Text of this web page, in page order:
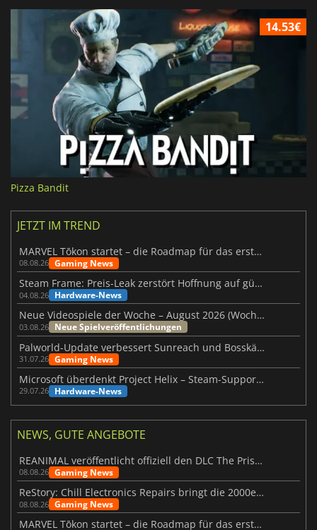
14.53€
Pizza Bandit
JETZT IM TREND
MARVEL Tōkon startet – die Roadmap für das erste Jahr wurde vorgestellt
08.08.26 Gaming News
Steam Frame: Preis-Leak zerstört Hoffnung auf günstiges VR-Headset
04.08.26 Hardware-News
Neue Videospiele der Woche – August 2026 (Woche 32)
03.08.26 Neue Spielveröffentlichungen
Palworld-Update verbessert Sunreach und Bosskämpfe deutlich
31.07.26 Gaming News
Microsoft überdenkt Project Helix – Steam-Support gefährdet
29.07.26 Hardware-News
NEWS, GUTE ANGEBOTE
REANIMAL veröffentlicht offiziell den DLC The Prisoner
08.08.26 Gaming News
ReStory: Chill Electronics Repairs bringt die 2000er zurück
08.08.26 Gaming News
MARVEL Tōkon startet – die Roadmap für das erste Jahr wurde vorgestellt